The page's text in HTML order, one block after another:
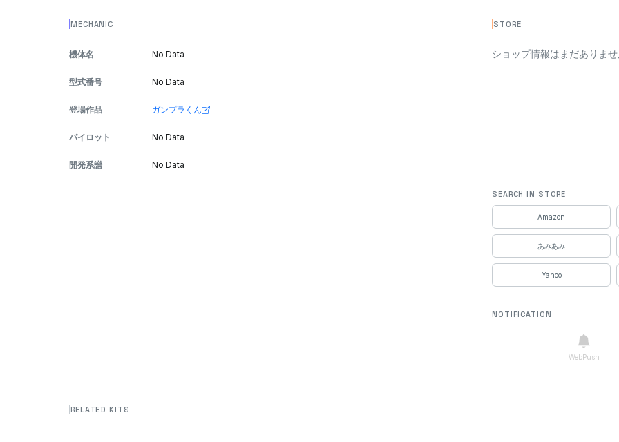
MECHANIC
機体名 No Data
型式番号 No Data
登場作品 ガンプラくん
パイロット No Data
開発系譜 No Data
STORE
ショップ情報はまだありま
SEARCH IN STORE
Amazon
あみあみ
Yahoo
NOTIFICATION
WebPush
RELATED KITS